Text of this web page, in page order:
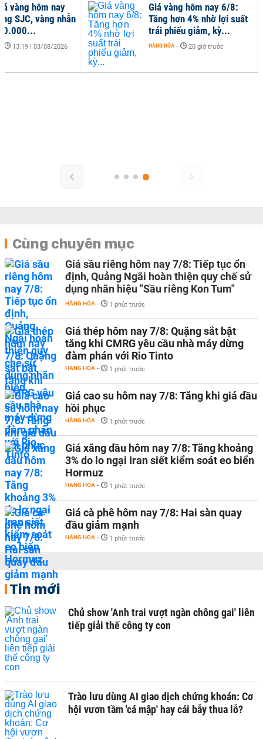
Giá vàng hôm nay 6/8:
Tăng hơn 4% nhờ lợi suất
trái phiếu giảm, kỳ...
HÀNG HÓA - 20 giờ trước
vàng hôm nay
SJC, vàng nhẫn
13:19 | 03/08/2026
Cùng chuyên mục
Giá sầu riêng hôm nay 7/8: Tiếp tục ổn
định, Quảng Ngãi hoàn thiện quy chế sử
dụng nhãn hiệu "Sầu riêng Kon Tum"
HÀNG HÓA - 1 phút trước
Giá thép hôm nay 7/8: Quặng sắt bật
tăng khi CMRG yêu cầu nhà máy dừng
đàm phán với Rio Tinto
HÀNG HÓA - 1 phút trước
Giá cao su hôm nay 7/8: Tăng khi giá dầu
hồi phục
HÀNG HÓA - 1 phút trước
Giá xăng dầu hôm nay 7/8: Tăng khoảng
3% do lo ngại Iran siết kiểm soát eo biển
Hormuz
HÀNG HÓA - 1 phút trước
Giá cà phê hôm nay 7/8: Hai sàn quay
đầu giảm mạnh
HÀNG HÓA - 1 phút trước
Tin mới
Chủ show 'Anh trai vượt ngàn chông gai' liên
tiếp giải thế công ty con
Trào lưu dùng AI giao dịch chứng khoán: Cơ
hội vươn tầm 'cá mập' hay cái bẫy thua lỗ?